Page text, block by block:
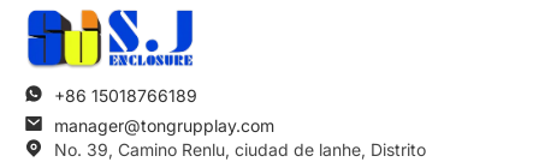
+86 15018766189
manager@tongrupplay.com
No. 39, Camino Renlu, ciudad de lanhe, Distrito